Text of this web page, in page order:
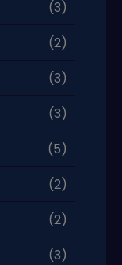
(3)
(2)
(3)
(3)
(5)
(2)
(2)
(3)